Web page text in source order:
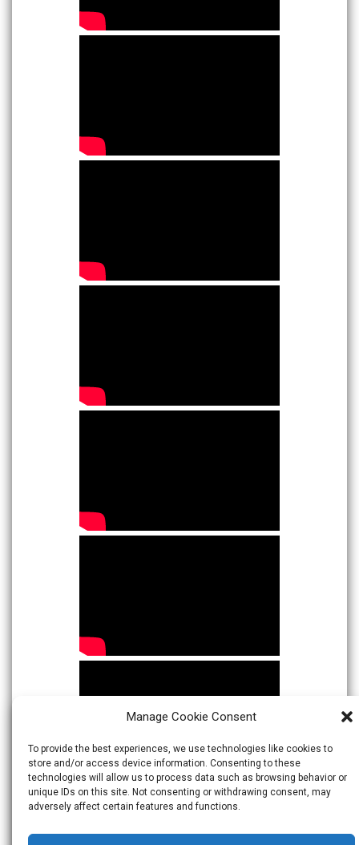
Manage Cookie Consent
To provide the best experiences, we use technologies like cookies to
store and/or access device information. Consenting to these
technologies will allow us to process data such as browsing behavior or
unique IDs on this site. Not consenting or withdrawing consent, may
adversely affect certain features and functions.